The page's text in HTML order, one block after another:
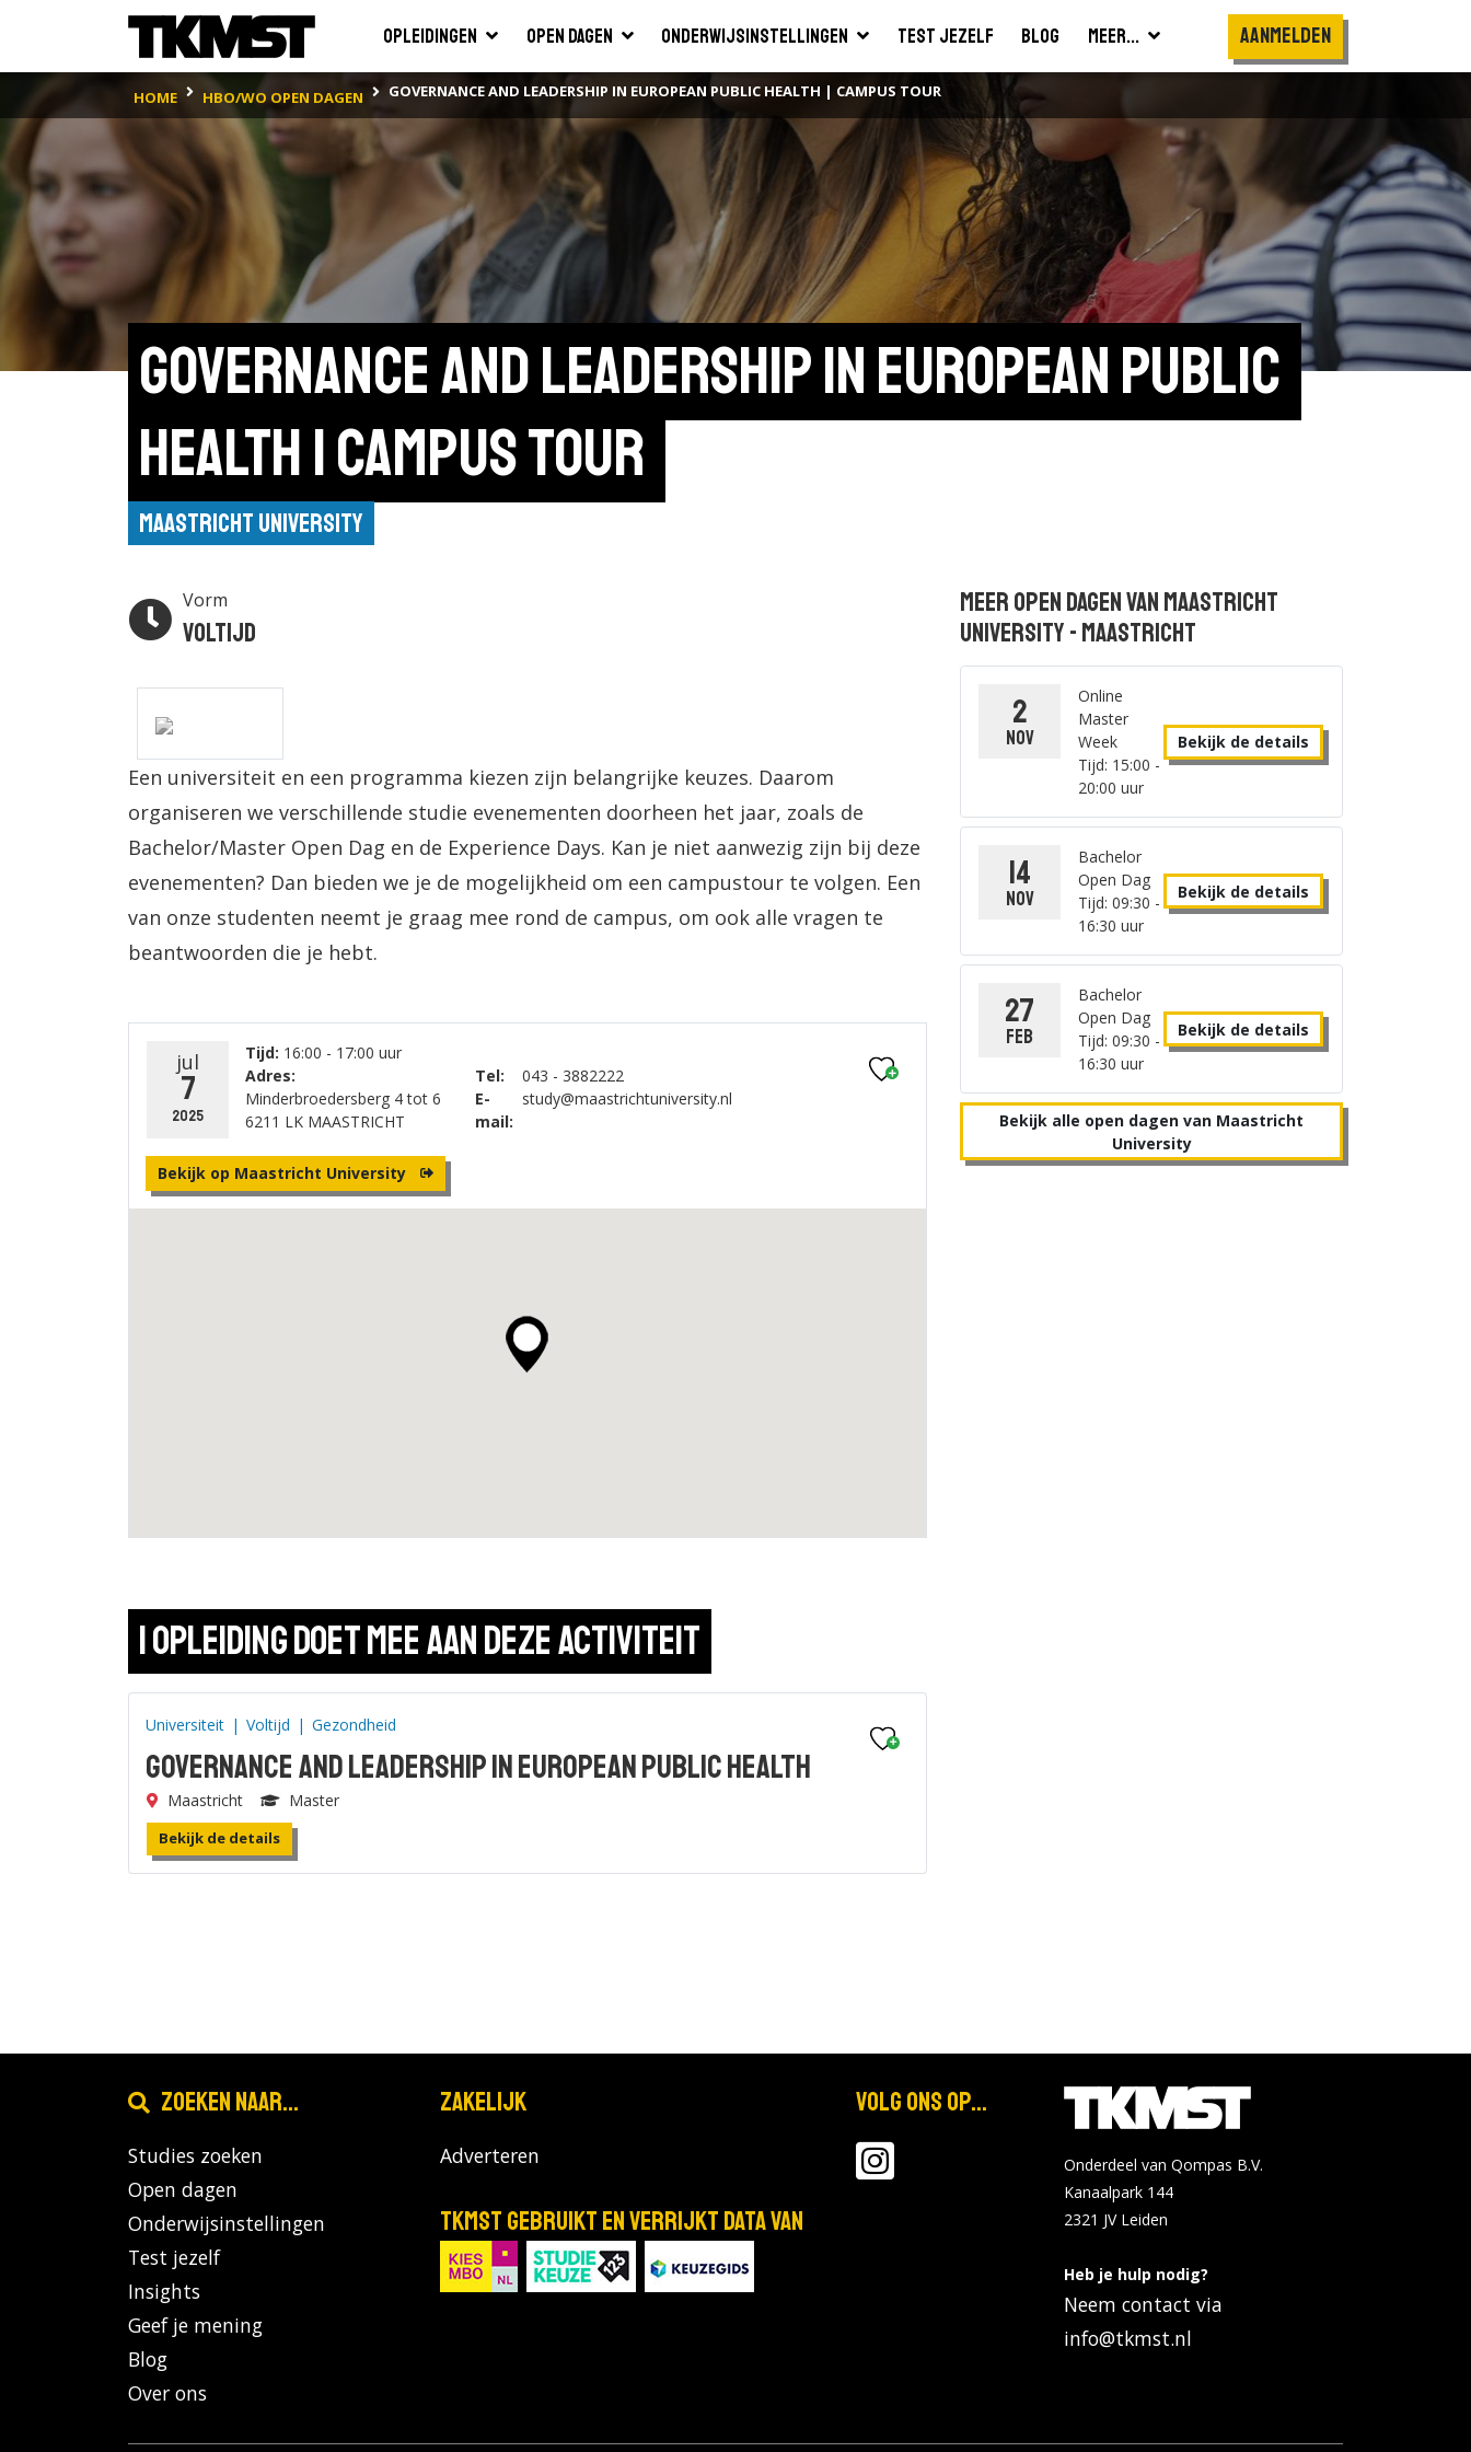
Opleidingen Open dagen Onderwijsinstellingen Test jezelf Blog Meer... Aanmelden
HOME HBO/WO OPEN DAGEN GOVERNANCE AND LEADERSHIP IN EUROPEAN PUBLIC HEALTH | CAMPUS TOUR
Governance and Leadership in European Public
Health | Campus tour
Maastricht University
Vorm
Voltijd
Een universiteit en een programma kiezen zijn belangrijke keuzes. Daarom
organiseren we verschillende studie evenementen doorheen het jaar, zoals de
Bachelor/Master Open Dag en de Experience Days. Kan je niet aanwezig zijn bij deze
evenementen? Dan bieden we je de mogelijkheid om een campustour te volgen. Een
van onze studenten neemt je graag mee rond de campus, om ook alle vragen te
beantwoorden die je hebt.
jul
7
2025
Tijd: 16:00 - 17:00 uur
Adres:
Minderbroedersberg 4 tot 6
6211 LK MAASTRICHT
Tel:
E-
mail:
043 - 3882222
study@maastrichtuniversity.nl
Bekijk op Maastricht University
1 opleiding doet mee aan deze activiteit
Universiteit | Voltijd | Gezondheid
Governance and Leadership in European Public Health
Maastricht Master
Bekijk de details
Meer open dagen van Maastricht
University - Maastricht
2
nov
Online
Master
Week
Tijd: 15:00 -
20:00 uur
Bekijk de details
14
nov
Bachelor
Open Dag
Tijd: 09:30 -
16:30 uur
Bekijk de details
27
feb
Bachelor
Open Dag
Tijd: 09:30 -
16:30 uur
Bekijk de details
Bekijk alle open dagen van Maastricht
University
Zoeken naar...
Studies zoeken
Open dagen
Onderwijsinstellingen
Test jezelf
Insights
Geef je mening
Blog
Over ons
Zakelijk
Adverteren
TKMST gebruikt en verrijkt data van
Volg ons op...
Onderdeel van Qompas B.V.
Kanaalpark 144
2321 JV Leiden
Heb je hulp nodig?
Neem contact via
info@tkmst.nl